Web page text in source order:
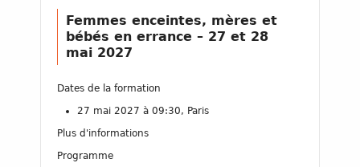
Femmes enceintes, mères et
bébés en errance – 27 et 28
mai 2027
Dates de la formation
27 mai 2027 à 09:30, Paris
Plus d'informations
Programme